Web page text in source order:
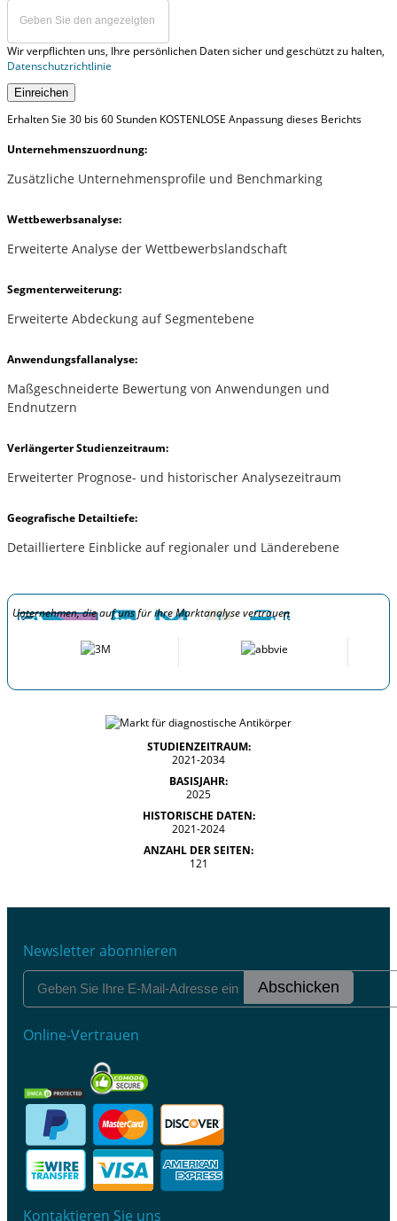
Wir verpflichten uns, Ihre persönlichen Daten sicher und geschützt zu halten,
Datenschutzrichtlinie
Einreichen
Erhalten Sie 30 bis 60 Stunden KOSTENLOSE Anpassung dieses Berichts
Unternehmenszuordnung:
Zusätzliche Unternehmensprofile und Benchmarking
Wettbewerbsanalyse:
Erweiterte Analyse der Wettbewerbslandschaft
Segmenterweiterung:
Erweiterte Abdeckung auf Segmentebene
Anwendungsfallanalyse:
Maßgeschneiderte Bewertung von Anwendungen und
Endnutzern
Verlängerter Studienzeitraum:
Erweiterter Prognose- und historischer Analysezeitraum
Geografische Detailtiefe:
Detailliertere Einblicke auf regionaler und Länderebene
Unternehmen, die auf uns für ihre Marktanalyse vertrauen
STUDIENZEITRAUM:
2021-2034
BASISJAHR:
2025
HISTORISCHE DATEN:
2021-2024
ANZAHL DER SEITEN:
121
Newsletter abonnieren
Abschicken
Online-Vertrauen
Kontaktieren Sie uns